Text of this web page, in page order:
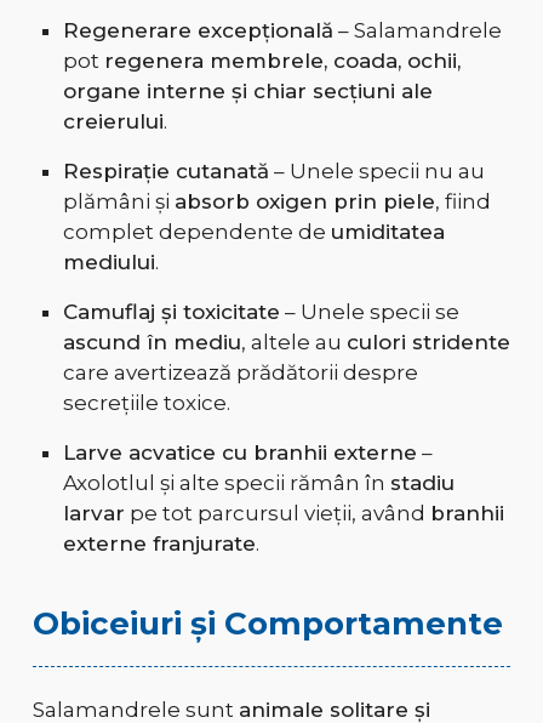
Regenerare excepțională – Salamandrele
pot regenera membrele, coada, ochii,
organe interne și chiar secțiuni ale
creierului.
Respirație cutanată – Unele specii nu au
plămâni și absorb oxigen prin piele, fiind
complet dependente de umiditatea
mediului.
Camuflaj și toxicitate – Unele specii se
ascund în mediu, altele au culori stridente
care avertizează prădătorii despre
secrețiile toxice.
Larve acvatice cu branhii externe –
Axolotlul și alte specii rămân în stadiu
larvar pe tot parcursul vieții, având branhii
externe franjurate.
Obiceiuri și Comportamente
Salamandrele sunt animale solitare și